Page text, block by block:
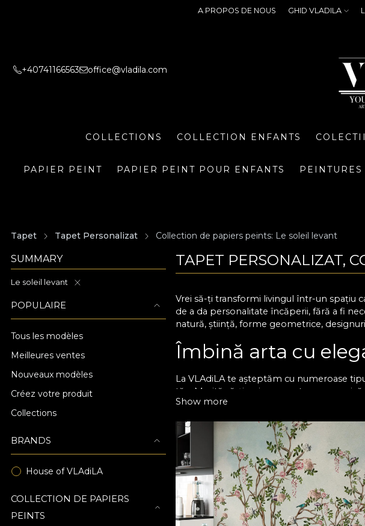
A PROPOS DE NOUS GHID VLADILA
+40741166563 office@vladila.com
COLLECTIONS COLLECTION ENFANTS
PAPIER PEINT PAPIER PEINT POUR ENFANTS PEINTURES
Tapet Tapet Personalizat Collection de papiers peints: Le soleil levant
SUMMARY
Le soleil levant
POPULAIRE
Tous les modèles
Meilleures ventes
Nouveaux modèles
Créez votre produit
Collections
BRANDS
House of VLAdiLA
COLLECTION DE PAPIERS
PEINTS
TAPET PERSONALIZAT,
Vrei să-ți transformi livingul într-un spațiu
de a da personalitate încăperii, fără a fi
natură, știință, forme geometrice,
Îmbină arta cu
La VLAdiLA te așteptăm cu numeroase
tău. Merită să-ți pui amprenta asupra
schimba complet energia camerei și o
Schimbă chiar acum atmosfera din
noastre sunt perfecte nu doar pentru
Tapetul VLAdiLA îți oferă combinația
atenție la detalii pentru a te bucura de
asigură o durată de viață generoasă,
Personalizarea
Show more